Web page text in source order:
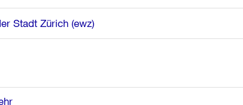
Stadt Zürich (ewz)